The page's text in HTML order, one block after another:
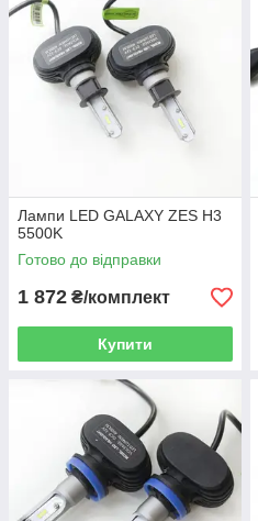
Лампи LED GALAXY ZES H3
5500K
Готово до відправки
1 872 ₴/комплект
Купити